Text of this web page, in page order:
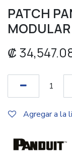
PATCH
₡
Agregar a la